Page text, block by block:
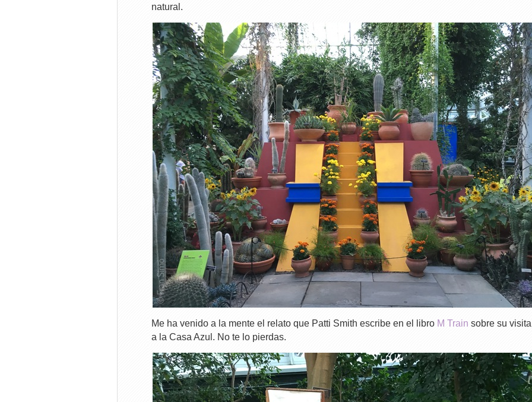
natural.
Me ha venido a la mente el relato que Patti Smith escribe en el libro M Train sobre su visita
a la Casa Azul. No te lo pierdas.